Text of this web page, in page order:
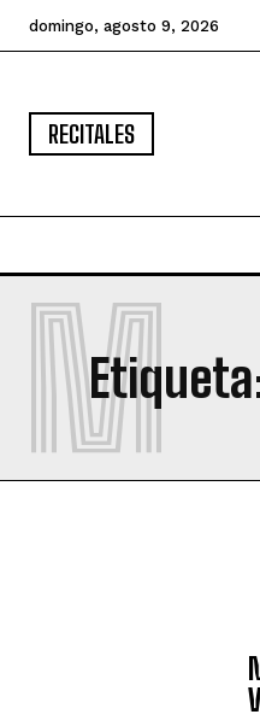
domingo, agosto 9, 2026
RECITALES
M